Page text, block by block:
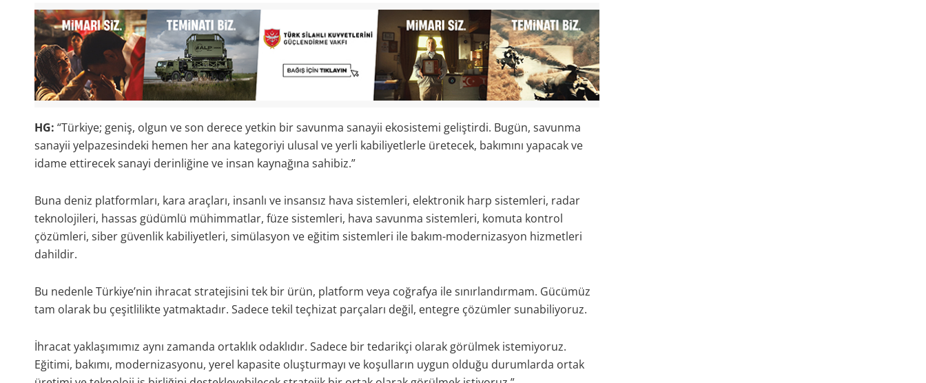
HG: “Türkiye; geniş, olgun ve son derece yetkin bir savunma sanayii ekosistemi geliştirdi. Bugün, savunma
sanayii yelpazesindeki hemen her ana kategoriyi ulusal ve yerli kabiliyetlerle üretecek, bakımını yapacak ve
idame ettirecek sanayi derinliğine ve insan kaynağına sahibiz.”
Buna deniz platformları, kara araçları, insanlı ve insansız hava sistemleri, elektronik harp sistemleri, radar
teknolojileri, hassas güdümlü mühimmatlar, füze sistemleri, hava savunma sistemleri, komuta kontrol
çözümleri, siber güvenlik kabiliyetleri, simülasyon ve eğitim sistemleri ile bakım-modernizasyon hizmetleri
dahildir.
Bu nedenle Türkiye’nin ihracat stratejisini tek bir ürün, platform veya coğrafya ile sınırlandırmam. Gücümüz
tam olarak bu çeşitlilikte yatmaktadır. Sadece tekil teçhizat parçaları değil, entegre çözümler sunabiliyoruz.
İhracat yaklaşımımız aynı zamanda ortaklık odaklıdır. Sadece bir tedarikçi olarak görülmek istemiyoruz.
Eğitimi, bakımı, modernizasyonu, yerel kapasite oluşturmayı ve koşulların uygun olduğu durumlarda ortak